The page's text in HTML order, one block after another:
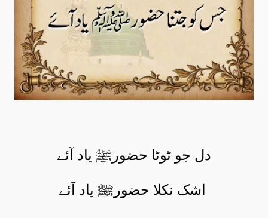
دل جو ٹوٹا حضورﷺ یاد آئے
اشک نکلا حضورﷺ یاد آئے